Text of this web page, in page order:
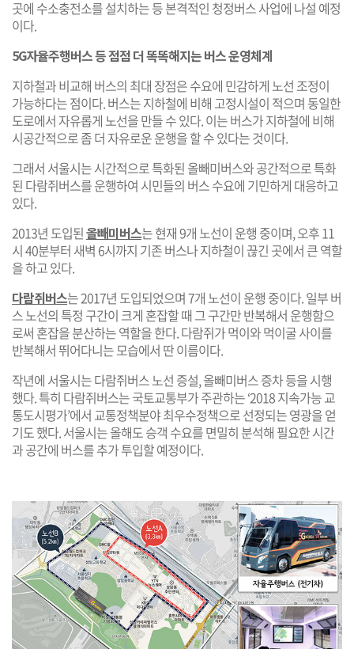
곳에 수소충전소를 설치하는 등 본격적인 청정버스 사업에 나설 예정
이다.
5G자율주행버스 등 점점 더 똑똑해지는 버스 운영체계
지하철과 비교해 버스의 최대 장점은 수요에 민감하게 노선 조정이
가능하다는 점이다. 버스는 지하철에 비해 고정시설이 적으며 동일한
도로에서 자유롭게 노선을 만들 수 있다. 이는 버스가 지하철에 비해
시공간적으로 좀 더 자유로운 운행을 할 수 있다는 것이다.
그래서 서울시는 시간적으로 특화된 올빼미버스와 공간적으로 특화
된 다람쥐버스를 운행하여 시민들의 버스 수요에 기민하게 대응하고
있다.
2013년 도입된올빼미버스는 현재 9개 노선이 운행 중이며, 오후 11
시 40분부터 새벽 6시까지 기존 버스나 지하철이 끊긴 곳에서 큰 역할
을 하고 있다.
다람쥐버스는 2017년 도입되었으며 7개 노선이 운행 중이다. 일부 버
스 노선의 특정 구간이 크게 혼잡할 때 그 구간만 반복해서 운행함으
로써 혼잡을 분산하는 역할을 한다. 다람쥐가 먹이와 먹이굴 사이를
반복해서 뛰어다니는 모습에서 딴 이름이다.
작년에 서울시는 다람쥐버스 노선 증설, 올빼미버스 증차 등을 시행
했다. 특히 다람쥐버스는 국토교통부가 주관하는 ‘2018 지속가능 교
통도시평가’에서 교통정책분야 최우수정책으로 선정되는 영광을 얻
기도 했다. 서울시는 올해도 승객 수요를 면밀히 분석해 필요한 시간
과 공간에 버스를 추가 투입할 예정이다.